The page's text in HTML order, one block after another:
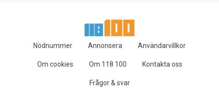
Nödnummer Annonsera Användarvillkor
Om cookies Om 118 100 Kontakta oss
Frågor & svar